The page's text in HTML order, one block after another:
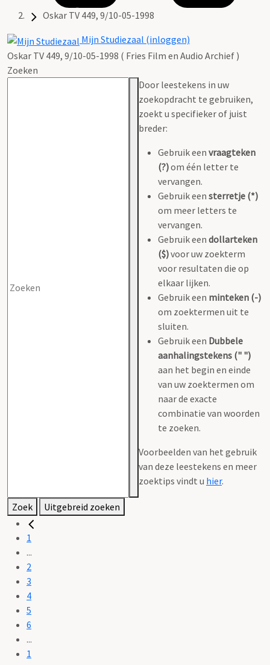
Oskar TV 449, 9/10-05-1998
Mijn Studiezaal (inloggen)
Oskar TV 449, 9/10-05-1998 ( Fries Film en Audio Archief )
Zoeken
Door leestekens in uw
zoekopdracht te gebruiken,
zoekt u specifieker of juist
breder:
Gebruik een vraagteken
(?)om één letter te
vervangen.
Gebruik een sterretje (*)
om meer letters te
vervangen.
Gebruik een dollarteken
($)voor uw zoekterm
voor resultaten die op
elkaar lijken.
Gebruik een minteken (-)
om zoektermen uit te
sluiten.
Gebruik een Dubbele
aanhalingstekens (" ")
aan het begin en einde
van uw zoektermen om
naar de exacte
combinatie van woorden
te zoeken.
Voorbeelden van het gebruik
van deze leestekens en meer
zoektips vindt u hier.
Zoek Uitgebreid zoeken
1
...
2
3
4
5
6
...
1